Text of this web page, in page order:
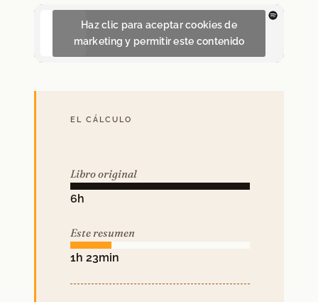
Haz clic para aceptar cookies de
marketing y permitir este contenido
EL CÁLCULO
Libro original
6h
Este resumen
1h 23min